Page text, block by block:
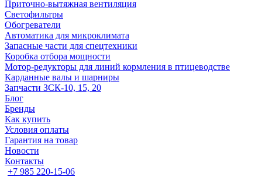
Приточно-вытяжная вентиляция
Светофильтры
Обогреватели
Автоматика для микроклимата
Запасные части для спецтехники
Коробка отбора мощности
Мотор-редукторы для линий кормления в птицеводстве
Карданные валы и шарниры
Запчасти ЗСК-10, 15, 20
Блог
Бренды
Как купить
Условия оплаты
Гарантия на товар
Новости
Контакты
+7 985 220-15-06